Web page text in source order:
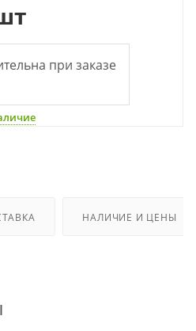
при заказе
НАЛИЧИЕ И ЦЕНЫ